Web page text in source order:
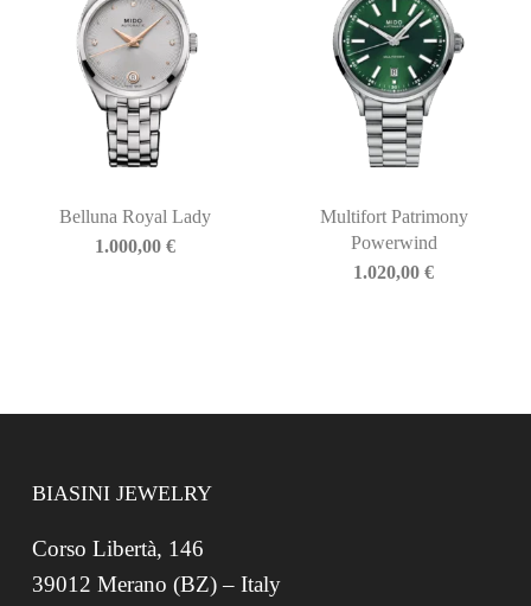
Belluna Royal Lady
1.000,00 €
Multifort Patrimony
Powerwind
1.020,00€
BIASINI JEWELRY
Corso Libertà, 146
39012 Merano (BZ) – Italy